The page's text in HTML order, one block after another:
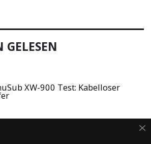
XW-900 Test: Kabelloser